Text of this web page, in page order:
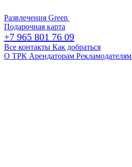
Развлечения Green
Подарочная карта
+7 965 801 76 09
Все контакты Как добраться
О ТРК Арендаторам Рекламодателям